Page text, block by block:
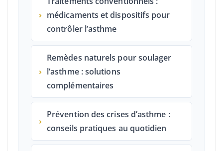
› médicaments et dispositifs pour
contrôler l’asthme
›
Remèdes naturels pour soulager
l’asthme : solutions
complémentaires
›
Prévention des crises d’asthme :
conseils pratiques au quotidien